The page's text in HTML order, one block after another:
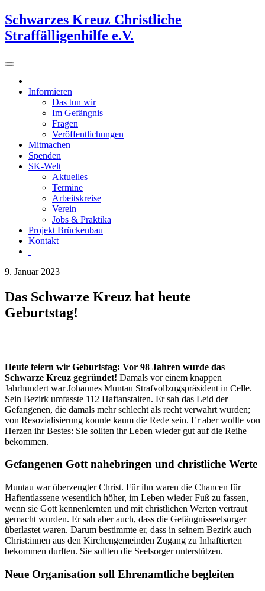
Schwarzes Kreuz Christliche
Straffälligenhilfe e.V.
Informieren
Das tun wir
Im Gefängnis
Fragen
Veröffentlichungen
Mitmachen
Spenden
SK-Welt
Aktuelles
Termine
Arbeitskreise
Verein
Jobs & Praktika
Projekt Brückenbau
Kontakt
9. Januar 2023
Das Schwarze Kreuz hat heute
Geburtstag!
Heute feiern wir Geburtstag: Vor 98 Jahren wurde das
Schwarze Kreuz gegründet! Damals vor einem knappen
Jahrhundert war Johannes Muntau Strafvollzugspräsident in Celle.
Sein Bezirk umfasste 112 Haftanstalten. Er sah das Leid der
Gefangenen, die damals mehr schlecht als recht verwahrt wurden;
von Resozialisierung konnte kaum die Rede sein. Er aber wollte von
Herzen ihr Bestes: Sie sollten ihr Leben wieder gut auf die Reihe
bekommen.
Gefangenen Gott nahebringen und christliche Werte
Muntau war überzeugter Christ. Für ihn waren die Chancen für
Haftentlassene wesentlich höher, im Leben wieder Fuß zu fassen,
wenn sie Gott kennenlernten und mit christlichen Werten vertraut
gemacht wurden. Er sah aber auch, dass die Gefängnisseelsorger
überlastet waren. Darum bestimmte er, dass in seinem Bezirk auch
Christ:innen aus den Kirchengemeinden Zugang zu Inhaftierten
bekommen durften. Sie sollten die Seelsorger unterstützen.
Neue Organisation soll Ehrenamtliche begleiten